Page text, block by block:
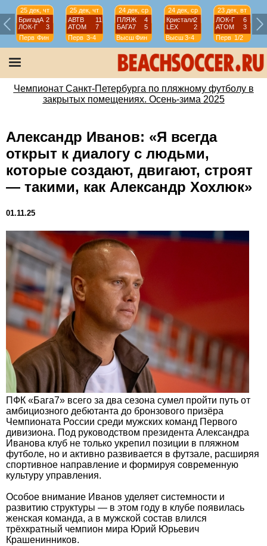
25 дек, чт
БригадА 2
ЛОК-Г
3
Перв Фин
25 дек, чт
АВТВ
11
АТОМ
7
Перв 3-4
24 дек, ср
ПЛЯЖ
4
БАГА7
5
Высш Фин
24 дек, ср
Кристалл2
LEX
2
Высш 3-4
23 дек, вт
ЛОК-Г
6
АТОМ
3
Перв 1/2
Чемпионат Санкт-Петербурга по пляжному футболу в
закрытых помещениях. Осень-зима 2025
Александр Иванов: «Я всегда
открыт к диалогу с людьми,
которые создают, двигают, строят
— такими, как Александр Хохлюк»
01.11.25
ПФК «Бага7» всего за два сезона сумел пройти путь от
амбициозного дебютанта до бронзового призёра
Чемпионата России среди мужских команд Первого
дивизиона. Под руководством президента Александра
Иванова клуб не только укрепил позиции в пляжном
футболе, но и активно развивается в футзале, расширяя
спортивное направление и формируя современную
культуру управления.
Особое внимание Иванов уделяет системности и
развитию структуры — в этом году в клубе появилась
женская команда, а в мужской состав влился
трёхкратный чемпион мира Юрий Юрьевич
Крашенинников.